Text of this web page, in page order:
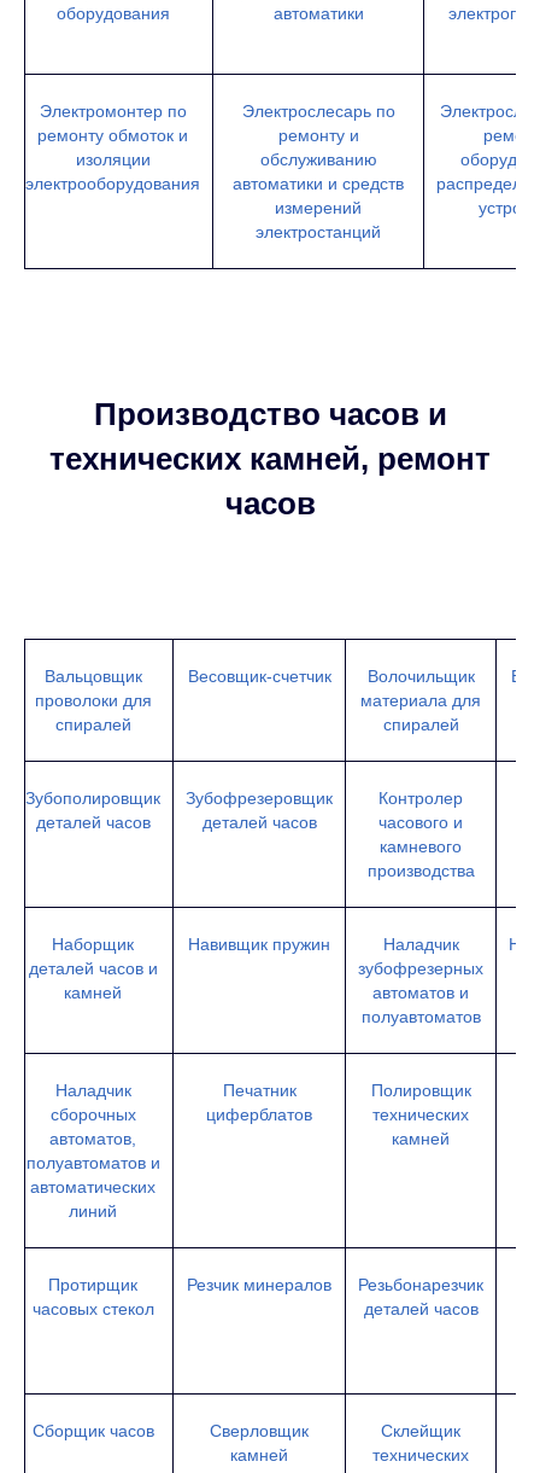
оборудования
автоматики
Электромонтер по
ремонту обмоток и
изоляции
электрооборудования
Электрослесарь по
ремонту и
обслуживанию
автоматики и средств
измерений
электростанций
Производство часов и
технических камней, ремонт
часов
Вальцовщик
проволоки для
спиралей
Весовщик-счетчик
Волочильщик
материала для
спиралей
Зубополировщик
деталей часов
Зубофрезеровщик
деталей часов
Контролер
часового и
камневого
производства
Наборщик
деталей часов и
камней
Навивщик пружин
Наладчик
зубофрезерных
автоматов и
полуавтоматов
Наладчик
сборочных
автоматов,
полуавтоматов и
автоматических
линий
Печатник
циферблатов
Полировщик
технических
камней
Протирщик
часовых стекол
Резчик минералов
Резьбонарезчик
деталей часов
Сборщик часов
Сверловщик
камней
Склейщик
технических